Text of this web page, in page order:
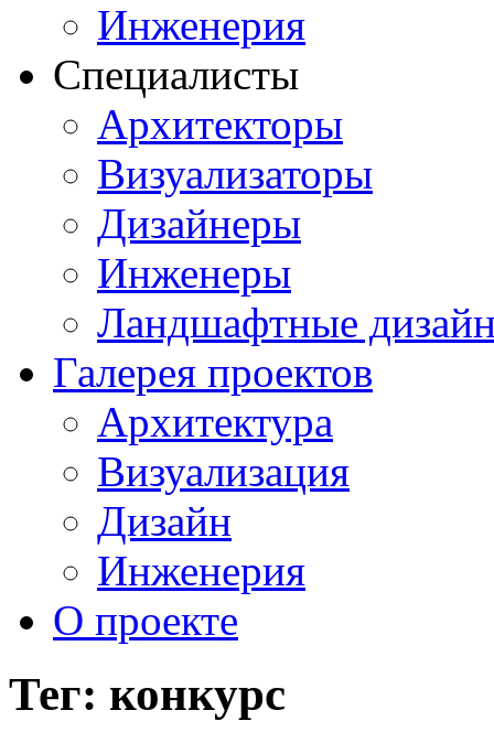
Инженерия
Специалисты
Архитекторы
Визуализаторы
Дизайнеры
Инженеры
Ландшафтные
Галерея проектов
Архитектура
Визуализация
Дизайн
Инженерия
О проекте
Тег: конкурс